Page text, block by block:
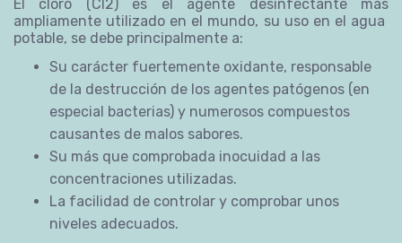
El cloro (Cl2) es el agente desinfectante más
ampliamente utilizado en el mundo, su uso en el agua
potable, se debe principalmente a:
Su carácter fuertemente oxidante, responsable
de la destrucción de los agentes patógenos (en
especial bacterias) y numerosos compuestos
causantes de malos sabores.
Su más que comprobada inocuidad a las
concentraciones utilizadas.
La facilidad de controlar y comprobar unos
niveles adecuados.